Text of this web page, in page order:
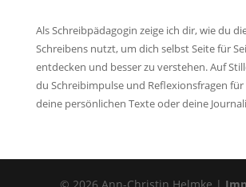
Als Schreibpädagogin zeige ich dir, wie du
Schreibens nutzt, um dich selbst Seite für
entdecken und besser zu verstehen. Auf
du Schreibimpulse und Reflexionsfragen für
deine persönlichen Texte oder deine